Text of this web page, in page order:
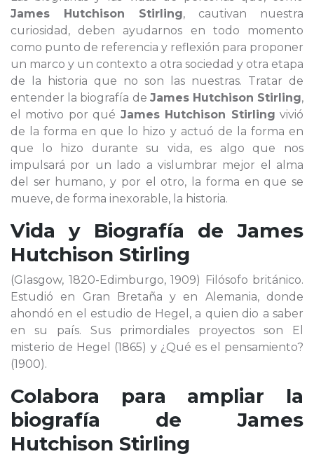
James Hutchison Stirling, cautivan nuestra
curiosidad, deben ayudarnos en todo momento
como punto de referencia y reflexión para proponer
un marco y un contexto a otra sociedad y otra etapa
de la historia que no son las nuestras. Tratar de
entender la biografía de James Hutchison Stirling,
el motivo por qué James Hutchison Stirling vivió
de la forma en que lo hizo y actuó de la forma en
que lo hizo durante su vida, es algo que nos
impulsará por un lado a vislumbrar mejor el alma
del ser humano, y por el otro, la forma en que se
mueve, de forma inexorable, la historia.
Vida y Biografía de James
Hutchison Stirling
(Glasgow, 1820-Edimburgo, 1909) Filósofo británico.
Estudió en Gran Bretaña y en Alemania, donde
ahondó en el estudio de Hegel, a quien dio a saber
en su país. Sus primordiales proyectos son El
misterio de Hegel (1865) y ¿Qué es el pensamiento?
(1900).
Colabora para ampliar la
biografía de James
Hutchison Stirling